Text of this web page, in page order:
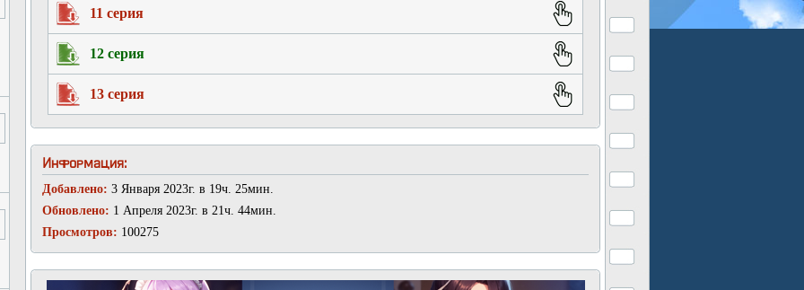
11 серия
12 серия
13 серия
Информация:
Добавлено: 3 Января 2023г. в 19ч. 25мин.
Обновлено: 1 Апреля 2023г. в 21ч. 44мин.
Просмотров: 100275